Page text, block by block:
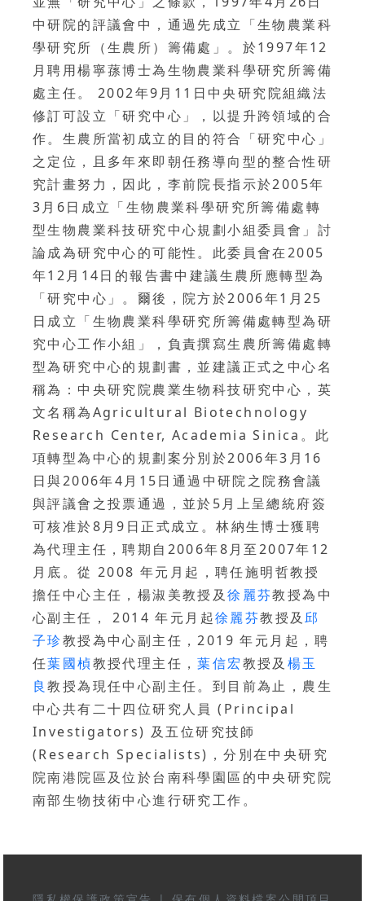
中研院的評議會中，通過先成立「生物農業科
學研究所（生農所）籌備處」。於1997年12
月聘用楊寧蓀博士為生物農業科學研究所籌備
處主任。 2002年9月11日中央研究院組織法
修訂可設立「研究中心」，以提升跨領域的合
作。生農所當初成立的目的符合「研究中心」
之定位，且多年來即朝任務導向型的整合性研
究計畫努力，因此，李前院長指示於2005年
3月6日成立「生物農業科學研究所籌備處轉
型生物農業科技研究中心規劃小組委員會」討
論成為研究中心的可能性。此委員會在2005
年12月14日的報告書中建議生農所應轉型為
「研究中心」。爾後，院方於2006年1月25
日成立「生物農業科學研究所籌備處轉型為研
究中心工作小組」，負責撰寫生農所籌備處轉
型為研究中心的規劃書，並建議正式之中心名
稱為：中央研究院農業生物科技研究中心，英
文名稱為Agricultural Biotechnology
Research Center, Academia Sinica。此
項轉型為中心的規劃案分別於2006年3月16
日與2006年4月15日通過中研院之院務會議
與評議會之投票通過，並於5月上呈總統府簽
可核准於8月9日正式成立。林納生博士獲聘
為代理主任，聘期自2006年8月至2007年12
月底。從 2008 年元月起，聘任施明哲教授
擔任中心主任，楊淑美教授及徐麗芬教授為中
心副主任， 2014 年元月起徐麗芬教授及邱
子珍教授為中心副主任，2019 年元月起，聘
任葉國楨教授代理主任，葉信宏教授及 楊玉
良教授為現任中心副主任。到目前為止，農生
中心共有二十四位研究人員 (Principal
Investigators) 及五位研究技師
(Research Specialists)，分別在中央研究
院南港院區及位於台南科學園區的中央研究院
南部生物技術中心進行研究工作。